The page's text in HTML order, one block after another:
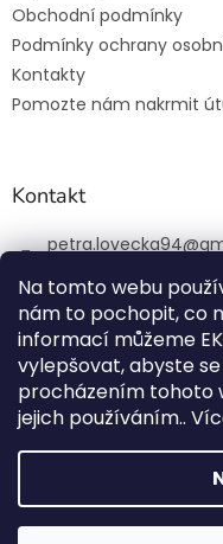
Na tomto webu
nám to pochopit, co
informací můžeme
vylepšovat, abyste
procházením tohoto
jejich používáním..
Obchodní podmínky
Podmínky ochrany
Kontakty
Pomozte nám nakrmit
Kontakt
petra.lovecka94@
+420 774 131 648
ekochlupac.cz
EKO